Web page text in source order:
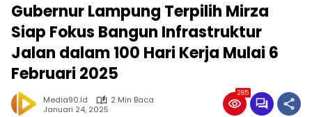
Gubernur Lampung Terpilih Mirza
Siap Fokus Bangun Infrastruktur
Jalan dalam 100 Hari Kerja Mulai 6
Februari 2025
Media90.id
2 Min Baca
Januari 24, 2025
285